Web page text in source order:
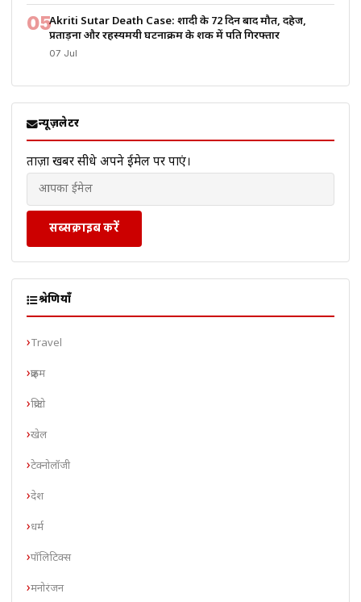
05Akriti Sutar Death Case: शादी के 72 दिन बाद मौत, दहेज,
प्रताड़ना और रहस्यमयी घटनाक्रम के शक में पति गिरफ्तार
07 Jul
न्यूज़लेटर
ताज़ा खबरें सीधे अपने ईमेल पर पाएं।
सब्सक्राइब करें
श्रेणियाँ
Travel
क्राइम
क्रिप्टो
खेल
टेक्नोलॉजी
देश
धर्म
पॉलिटिक्स
मनोरंजन